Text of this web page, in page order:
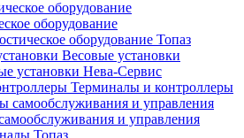
оборудование
оборудование Топаз
Весовые установки
установки Нева-Сервис
Терминалы и контроллеры
и управления
Топаз